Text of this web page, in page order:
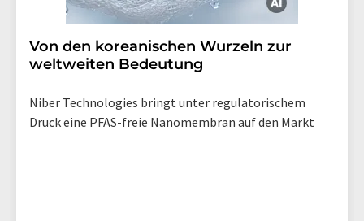
Von den koreanischen Wurzeln zur
weltweiten Bedeutung
Niber Technologies bringt unter regulatorischem
Druck eine PFAS-freie Nanomembran auf den Markt